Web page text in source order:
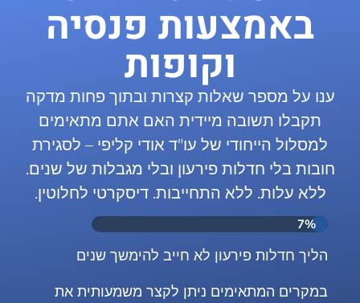
באמצעות פנסיה
וקופות
ענו על מספר שאלות קצרות ובתוך פחות מדקה
תקבלו תשובה מיידית האם אתם מתאימים
למסלול הייחודי של עו"ד אודי קליפי – לסגירת
חובות בלי חדלות פירעון ובלי מגבלות של שנים.
ללא עלות. ללא התחייבות. דיסקרטי לחלוטין.
7%
הליך חדלות פירעון לא חייב להימשך שנים
במקרים המתאימים ניתן לקצר משמעותית את